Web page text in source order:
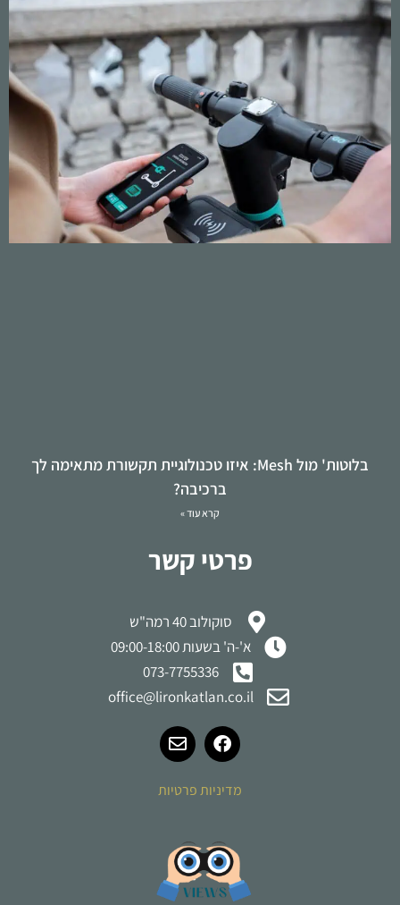
בלוטות' מול Mesh: איזו טכנולוגיית תקשורת מתאימה לך
ברכיבה?
קרא עוד »
פרטי קשר
סוקולוב 40 רמה"ש
א'-ה' בשעות 09:00-18:00
073-7755336
office@lironkatlan.co.il
מדיניות פרטיות